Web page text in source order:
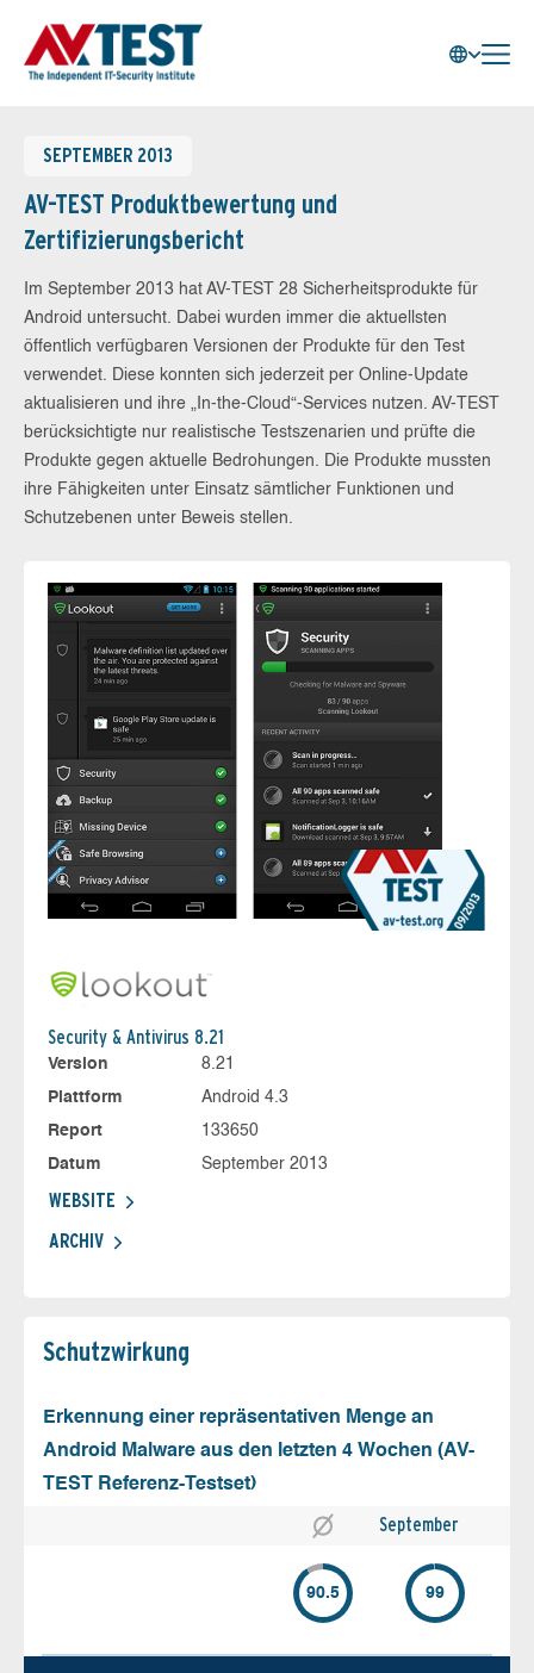
SEPTEMBER 2013
AV-TEST Produktbewertung und
Zertifizierungsbericht
Im September 2013 hat AV-TEST 28 Sicherheitsprodukte für
Android untersucht. Dabei wurden immer die aktuellsten
öffentlich verfügbaren Versionen der Produkte für den Test
verwendet. Diese konnten sich jederzeit per Online-Update
aktualisieren und ihre „In-the-Cloud“-Services nutzen. AV-TEST
berücksichtigte nur realistische Testszenarien und prüfte die
Produkte gegen aktuelle Bedrohungen. Die Produkte mussten
ihre Fähigkeiten unter Einsatz sämtlicher Funktionen und
Schutzebenen unter Beweis stellen.
Security & Antivirus 8.21
Version
8.21
Plattform
Android 4.3
Report
133650
Datum
September 2013
WEBSITE
ARCHIV
Schutz­wirkung
Erkennung einer repräsentativen Menge an
Android Malware aus den letzten 4 Wochen (AV-
TEST Referenz-Testset)
September
90.5 99